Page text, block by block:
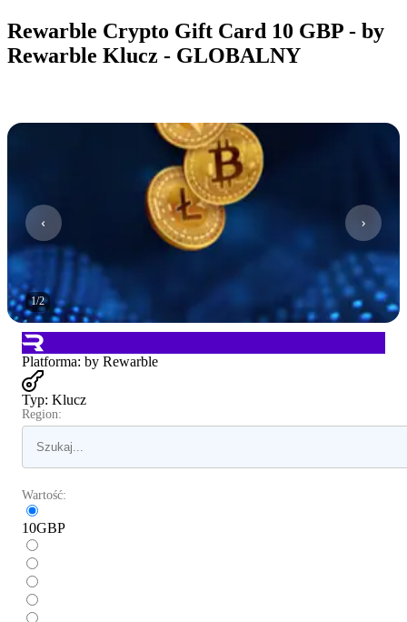
Rewarble Crypto Gift Card 10 GBP - by
Rewarble Klucz - GLOBALNY
1/2
Platforma: by Rewarble
Typ: Klucz
Region:
Wartość:
10GBP